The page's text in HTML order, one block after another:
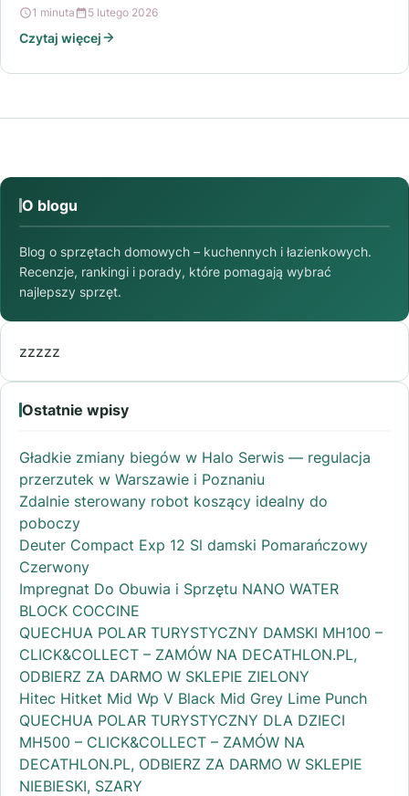
1 minuta 5 lutego 2026
Czytaj więcej
O blogu
Blog o sprzętach domowych – kuchennych i łazienkowych.
Recenzje, rankingi i porady, które pomagają wybrać
najlepszy sprzęt.
zzzzz
Ostatnie wpisy
Gładkie zmiany biegów w Halo Serwis — regulacja
przerzutek w Warszawie i Poznaniu
Zdalnie sterowany robot koszący idealny do
poboczy
Deuter Compact Exp 12 Sl damski Pomarańczowy
Czerwony
Impregnat Do Obuwia i Sprzętu NANO WATER
BLOCK COCCINE
QUECHUA POLAR TURYSTYCZNY DAMSKI MH100 –
CLICK&COLLECT – ZAMÓW NA DECATHLON.PL,
ODBIERZ ZA DARMO W SKLEPIE ZIELONY
Hitec Hitket Mid Wp V Black Mid Grey Lime Punch
QUECHUA POLAR TURYSTYCZNY DLA DZIECI
MH500 – CLICK&COLLECT – ZAMÓW NA
DECATHLON.PL, ODBIERZ ZA DARMO W SKLEPIE
NIEBIESKI, SZARY